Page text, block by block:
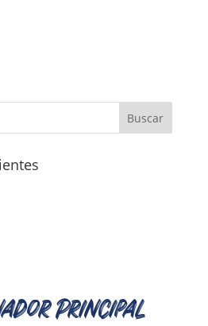
Principal